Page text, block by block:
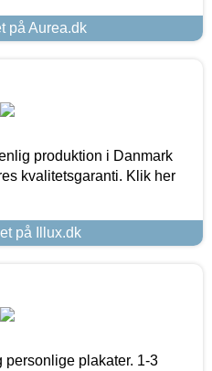
på Aurea.dk
produktion i Danmark
kvalitetsgaranti. Klik her
på Illux.dk
plakater. 1-3